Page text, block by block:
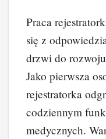
Praca
się z
drzwi do
Jako pierwsza
rejestratorka
codziennym
medycznych.